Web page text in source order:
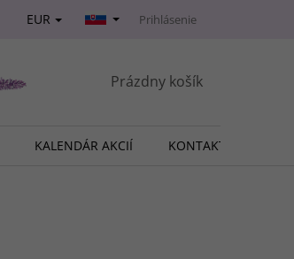
EUR Prihlásenie
NÁKUPNÝ
Prázdny košík
KALENDÁR AKCIÍ KONTAKT